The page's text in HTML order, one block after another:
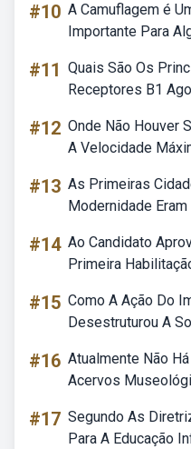
#10 A Camuflagem é
Importante Para
#11 Quais São Os
Receptores B1
#12 Onde Não Houver
A Velocidade
#13 As Primeiras
Modernidade
#14 Ao Candidato
Primeira
#15 Como A Ação Do
Desestruturou A
#16 Atualmente Não
Acervos
#17 Segundo As
Para A Educação